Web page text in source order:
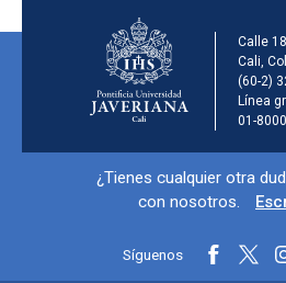
Calle
Cali,
(60-2)
Línea
01-
Información y
¿Tienes cualquier otra
con nosotros.
Síguenos